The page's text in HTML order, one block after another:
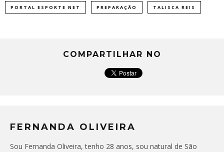
PORTAL ESPORTE NET PREPARAÇÃO TALISCA REIS
COMPARTILHAR NO
FERNANDA OLIVEIRA
Sou Fernanda Oliveira, tenho 28 anos, sou natural de São